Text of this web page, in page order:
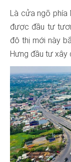
Là cửa ngõ phía
được đầu tư
đô thị mới này
Hưng đầu tư xây